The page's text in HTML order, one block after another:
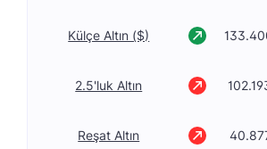
Külçe Altın ($)
2.5'luk Altın
Reşat Altın